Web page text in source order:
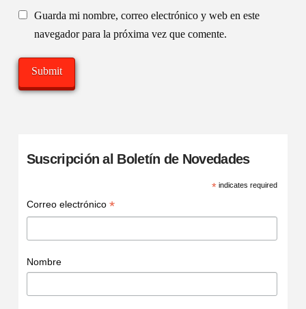
Guarda mi nombre, correo electrónico y web en este
navegador para la próxima vez que comente.
Suscripción al Boletín de Novedades
*indicates required
Correo electrónico *
Nombre